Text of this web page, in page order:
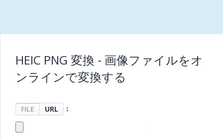
HEIC PNG 変換 - 画像ファイルをオ
ンラインで変換する
FILE URL ：